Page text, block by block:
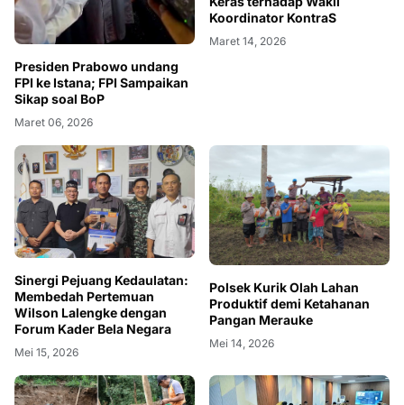
Presiden Prabowo undang
FPI ke Istana; FPI Sampaikan
Sikap soal BoP
Maret 06, 2026
Koordinator KontraS
Maret 14, 2026
Sinergi Pejuang Kedaulatan:
Membedah Pertemuan
Wilson Lalengke dengan
Forum Kader Bela Negara
Mei 15, 2026
Polsek Kurik Olah Lahan
Produktif demi Ketahanan
Pangan Merauke
Mei 14, 2026